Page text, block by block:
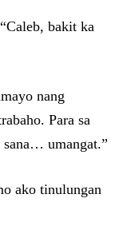
bakit ka
nang
Para sa
umangat.”
ako tinulungan